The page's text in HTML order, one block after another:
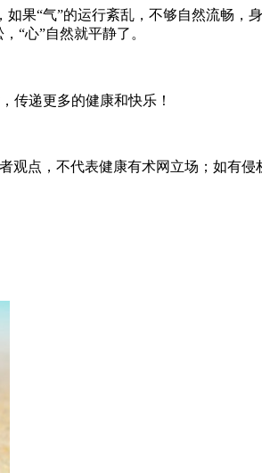
果“气”的运行紊乱，不够自然流畅，
“心”自然就平静了。
传递更多的健康和快乐！
点，不代表健康有术网立场；如有侵